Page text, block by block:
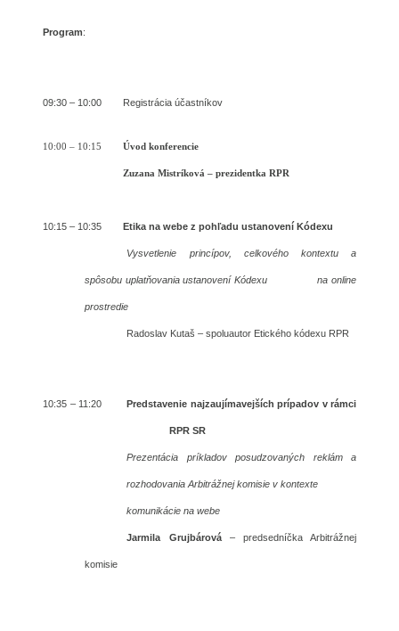
Program:
09:30 – 10:00 Registrácia účastníkov
10:00 – 10:15 Úvod konferencie
Zuzana Mistríková – prezidentka RPR
10:15 – 10:35 Etika na webe z pohľadu ustanovení Kódexu
Vysvetlenie princípov, celkového kontextu a
spôsobu uplatňovania ustanovení Kódexu na online
prostredie
Radoslav Kutaš – spoluautor Etického kódexu RPR
10:35 – 11:20 Predstavenie najzaujímavejších prípadov v rámci
RPR SR
Prezentácia príkladov posudzovaných reklám a
rozhodovania Arbitrážnej komisie v kontexte
komunikácie na webe
Jarmila Grujbárová– predsedníčka Arbitrážnej
komisie